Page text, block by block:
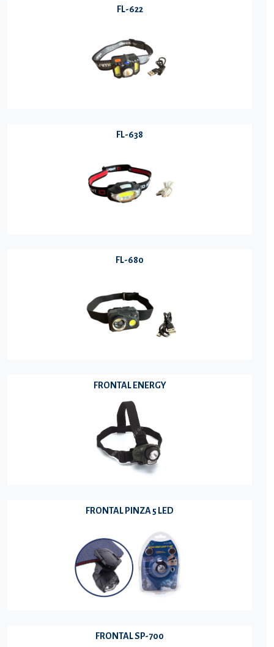
FL-622
FL-638
FL-680
FRONTAL ENERGY
FRONTAL PINZA 5 LED
FRONTAL SP-700